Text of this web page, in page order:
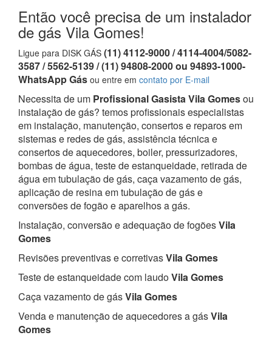
Então você precisa de um instalador
de gás Vila Gomes!
Ligue para DISK GÁS (11) 4112-9000 / 4114-4004/5082-
3587 / 5562-5139 / (11) 94808-2000 ou 94893-1000-
WhatsApp Gás ou entre em contato por E-mail
Necessita de um Profissional Gasista Vila Gomesou
instalação de gás? temos profissionais especialistas
em instalação, manutenção, consertos e reparos em
sistemas e redes de gás, assistência técnica e
consertos de aquecedores, boiler, pressurizadores,
bombas de água, teste de estanqueidade, retirada de
água em tubulação de gás, caça vazamento de gás,
aplicação de resina em tubulação de gás e
conversões de fogão e aparelhos a gás.
Instalação, conversão e adequação de fogõesVila
Gomes
Revisões preventivas e corretivasVila Gomes
Teste de estanqueidade com laudoVila Gomes
Caça vazamento de gásVila Gomes
Venda e manutenção de aquecedores a gásVila
Gomes